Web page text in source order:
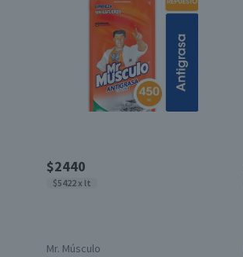
$2440
$5422 x lt
Mr. Músculo